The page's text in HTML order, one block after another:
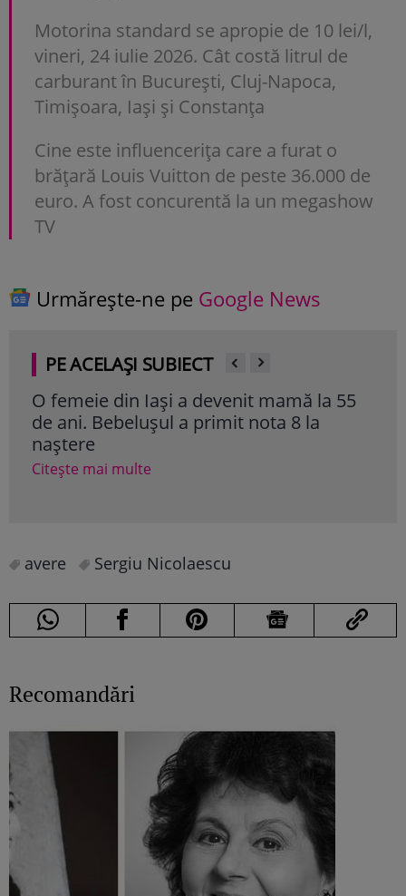
Motorina standard se apropie de 10 lei/l,
vineri, 24 iulie 2026. Cât costă litrul de
carburant în București, Cluj-Napoca,
Timișoara, Iași și Constanța
Cine este influencerița care a furat o
brățară Louis Vuitton de peste 36.000 de
euro. A fost concurentă la un megashow
TV
Urmărește-ne pe Google News
PE ACELAȘI SUBIECT
O femeie din Iași a devenit mamă la 55
de ani. Bebelușul a primit nota 8 la
naștere
Citește mai multe
avere Sergiu Nicolaescu
Recomandări